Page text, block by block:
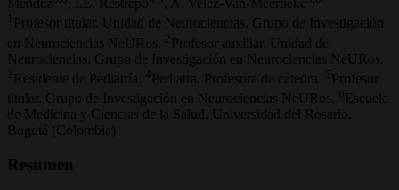
1 Profesor titular. Unidad de Neurociencias. Grupo de Investigación
en Neurociencias NeURos.
Profesor auxiliar. Unidad de
Neurociencias. Grupo de Investigación en Neurociencias NeURos.
3 Residente de Pediatría. 4 Pediatra. Profesora de cátedra. 5 Profesor
titular. Grupo de Investigación en Neurociencias NeURos.
6 Escuela
de Medicina y Ciencias de la Salud. Universidad del Rosario.
Bogotá (Colombia)
Resumen